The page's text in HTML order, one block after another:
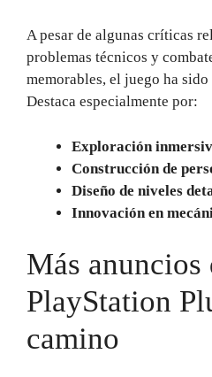
A pesar de algunas críticas
problemas técnicos y
memorables, el juego ha
Destaca especialmente por:
Exploración
Construcción de
Diseño de niveles
Innovación en
Más anuncios
PlayStation
camino